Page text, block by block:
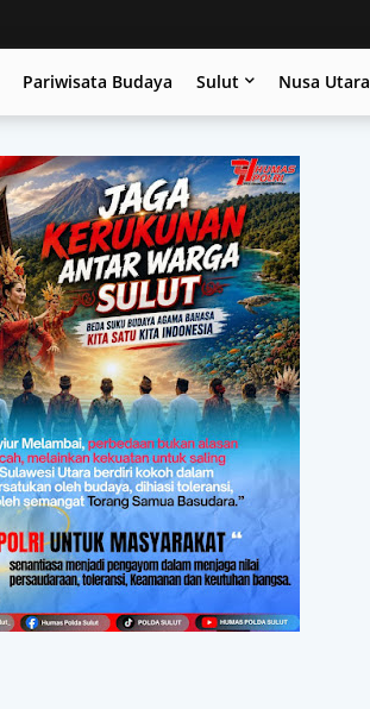
Pariwisata Budaya Sulut Nusa Utara